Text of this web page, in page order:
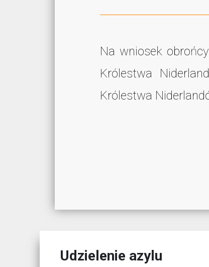
Na wniosek
Królestwa
Królestwa
Udzielenie azylu